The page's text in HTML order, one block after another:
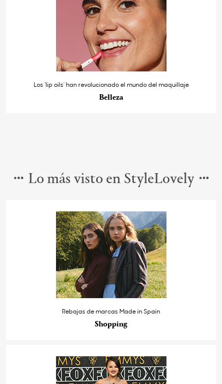
Los ‘lip oils’ han revolucionado el mundo del maquillaje
Belleza
Lo más visto en StyleLovely
Rebajas de marcas Made in Spain
Shopping